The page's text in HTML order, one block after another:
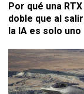
Por qué una
doble que al
la IA es solo uno